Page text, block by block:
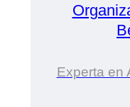
Experta en